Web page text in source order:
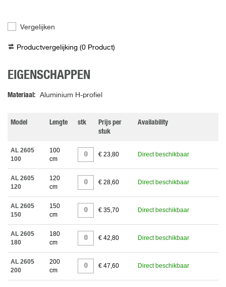
Vergelijken
Productvergelijking (0 Product)
EIGENSCHAPPEN
Materiaal Aluminium H-profiel
Model Lengte stk
Prijs per
stuk
Availability
AL 2605
100
100
cm
€ 23,80 Direct beschikbaar
AL 2605
120
120
cm
€ 28,60 Direct beschikbaar
AL 2605
150
150
cm
€ 35,70 Direct beschikbaar
AL 2605
180
180
cm
€ 42,80 Direct beschikbaar
AL 2605
200
200
cm
€ 47,60 Direct beschikbaar